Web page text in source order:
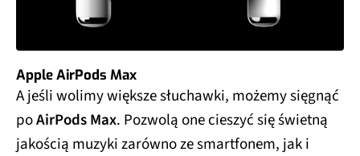
Apple AirPods Max
A jeśli wolimy większe słuchawki, możemy sięgnąć
poAirPods Max. Pozwolą one cieszyć się świetną
jakością muzyki zarówno ze smartfonem, jak i